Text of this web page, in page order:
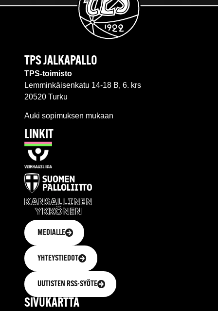
TPS JALKAPALLO
TPS-toimisto
Lemminkäisenkatu 14-18 B, 6. krs
20520 Turku
Auki sopimuksen mukaan
LINKIT
MEDIALLE
YHTEYSTIEDOT
UUTISTEN RSS-SYÖTE
SIVUKARTTA